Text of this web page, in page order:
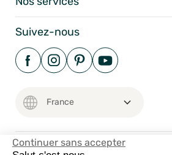
Continuer sans accepter
Suivez-nous